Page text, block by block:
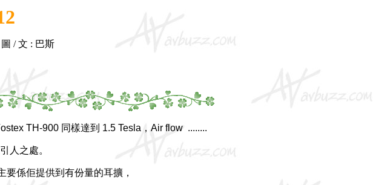
/ 文 : 巴斯
TH-900同樣達到 1.5 Tesla，Air flow ........
人之處。
係佢提供到有份量的耳擴，